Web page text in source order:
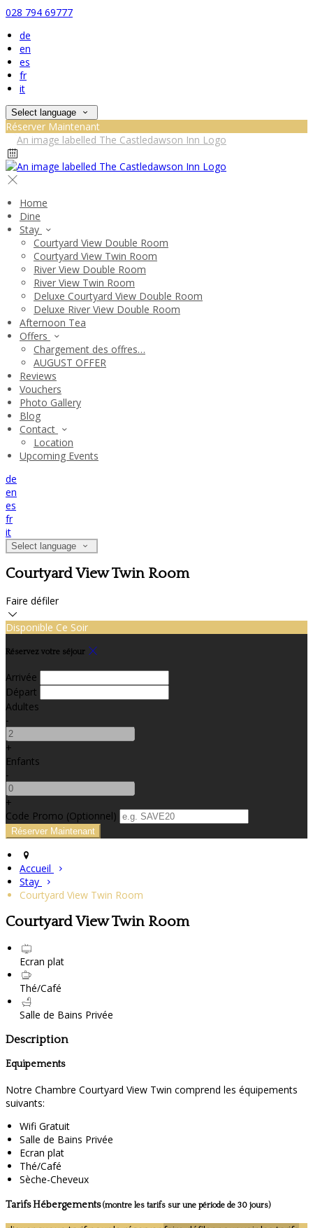
028 794 69777
de
en
es
fr
it
Select language
Réserver Maintenant
Home
Dine
Stay
Courtyard View Double Room
Courtyard View Twin Room
River View Double Room
River View Twin Room
Deluxe Courtyard View Double Room
Deluxe River View Double Room
Afternoon Tea
Offers
Chargement des offres…
AUGUST OFFER
Reviews
Vouchers
Photo Gallery
Blog
Contact
Location
Upcoming Events
de
en
es
fr
it
Select language
Courtyard View Twin Room
Faire défiler
Disponible Ce Soir
Réservez votre séjour
Arrivée
Départ
Adultes
-
+
Enfants
-
+
Code Promo (Optionnel)
Accueil
Stay
Courtyard View Twin Room
Courtyard View Twin Room
Ecran plat
Thé/Café
Salle de Bains Privée
Description
Equipements
Notre Chambre Courtyard View Twin comprend les équipements
suivants:
Wifi Gratuit
Salle de Bains Privée
Ecran plat
Thé/Café
Sèche-Cheveux
Tarifs Hébergements(montre les tarifs sur une période de 30 jours)